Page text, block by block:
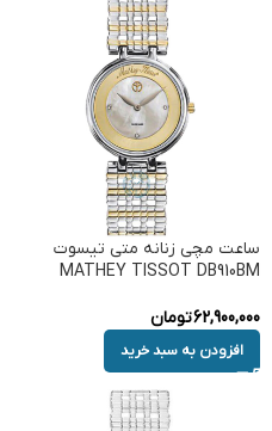
ساعت مچی زنانه متی تیسوت
MATHEY TISSOT DB910BM
62,900,000تومان
افزودن به سبد خرید